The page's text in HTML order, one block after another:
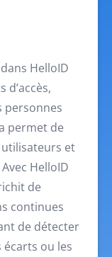
HelloID
personnes
permet de
et
HelloID
de
continues
de détecter
ou les